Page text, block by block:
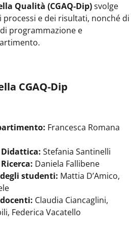
Qualità (CGAQ-Dip)svolge
e dei risultati, nonché di
programmazione e
CGAQ-Dip
Francesca Romana
Didattica: Stefania Santinelli
Daniela Fallibene
studenti: Mattia D’Amico,
Claudia Ciancaglini,
Federica Vacatello